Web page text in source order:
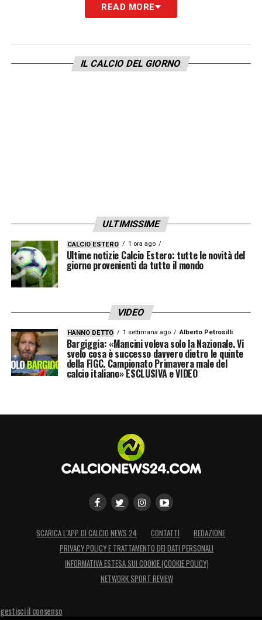
rivelarsi determinante. Romelu Lukaku è il
perché anche quando non gioca benissimo,
ed è raro, è comunque utile alla squadra. E
READ MORE
IL CALCIO DEL GIORNO
ULTIMISSIME
CALCIO ESTERO 1 ora ago
Ultime notizie Calcio Estero: tutte le novità del
giorno provenienti da tutto il mondo
VIDEO
HANNO DETTO 1 settimana ago Alberto Petrosilli
Bargiggia: «Mancini voleva solo la Nazionale. Vi
svelo cosa è successo davvero dietro le quinte
della FIGC. Campionato Primavera male del
calcio italiano» ESCLUSIVA e VIDEO
SCARICA L’APP DI CALCIO NEWS 24 CONTATTI
REDAZIONE
PRIVACY POLICY E TRATTAMENTO DEI DATI PERSONALI
INFORMATIVA ESTESA SUI COOKIE (COOKIE POLICY)
NETWORK SPORT REVIEW
gestisci il consenso